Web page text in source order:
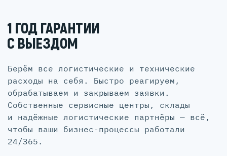
1 ГОД ГАРАНТИИ
С ВЫЕЗДОМ
Берём все логистические и технические
расходы на себя. Быстро реагируем,
обрабатываем и закрываем заявки.
Собственные сервисные центры, склады
и надёжные логистические партнёры — всё,
чтобы ваши бизнес-процессы работали
24/365.